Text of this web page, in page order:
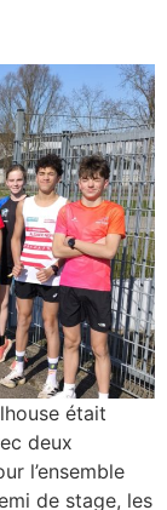
était
deux
l’ensemble
de stage, les